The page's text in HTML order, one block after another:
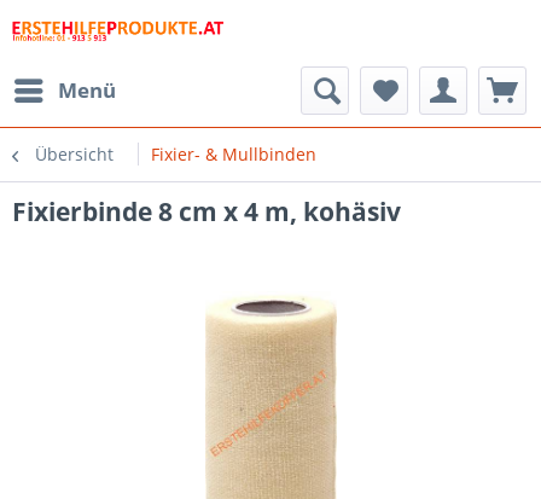
Menü
Übersicht Fixier- & Mullbinden
Fixierbinde 8 cm x 4 m, kohäsiv